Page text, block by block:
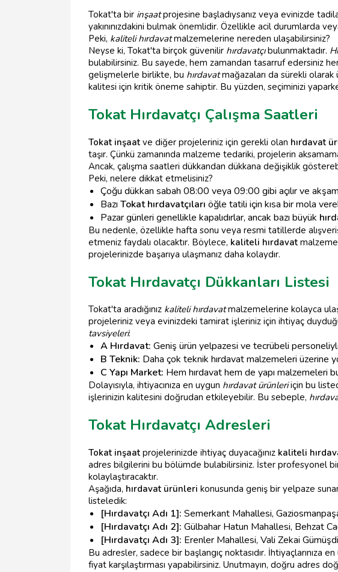
Tokat'ta bir inşaatprojesine başladıysanız veya evinizde
yakınınızdakini bulmak önemlidir. Özellikle acil durumlarda
Peki, kaliteli hırdavatmalzemelerine nereden ulaşabilirsiniz?
Neyse ki, Tokat'ta birçok güvenilir hırdavatçıbulunmaktadır.
bulabilirsiniz. Bu sayede, hem zamandan tasarruf edersiniz
gelişmelerle birlikte, bu hırdavatmağazaları da sürekli
kalitesi için kritik öneme sahiptir. Bu yüzden, seçiminizi
Tokat Hırdavatçı Çalışma Saatleri
Tokat inşaat ve diğer projeleriniz için gerekli olan hırdavat
taşır. Çünkü zamanında malzeme tedariki, projelerin
Ancak, çalışma saatleri dükkandan dükkana değişiklik
Peki, nelere dikkat etmelisiniz?
Çoğu dükkan sabah 08:00 veya 09:00 gibi açılır ve
Bazı Tokat hırdavatçıları öğle tatili için kısa bir mola
Pazar günleri genellikle kapalıdırlar, ancak bazı büyük
Bu nedenle, özellikle hafta sonu veya resmi tatillerde
etmeniz faydalı olacaktır. Böylece, kaliteli hırdavat
projelerinizde başarıya ulaşmanız daha kolaydır.
Tokat Hırdavatçı Dükkanları Listesi
Tokat'ta aradığınız kaliteli hırdavatmalzemelerine kolayca
projeleriniz veya evinizdeki tamirat işleriniz için ihtiyaç
tavsiyeleri:
A Hırdavat: Geniş ürün yelpazesi ve tecrübeli
B Teknik: Daha çok teknik hırdavat malzemeleri üzerine
C Yapı Market: Hem hırdavat hem de yapı malzemeleri
Dolayısıyla, ihtiyacınıza en uygun hırdavat ürünleriiçin bu
işlerinizin kalitesini doğrudan etkileyebilir. Bu sebeple,
Tokat Hırdavatçı Adresleri
Tokat inşaat projelerinizde ihtiyaç duyacağınız kaliteli
adres bilgilerini bu bölümde bulabilirsiniz. İster profesyonel
kolaylaştıracaktır.
Aşağıda, hırdavat ürünleri konusunda geniş bir yelpaze
listeledik:
[Hırdavatçı Adı 1]: Semerkant Mahallesi,
[Hırdavatçı Adı 2]: Gülbahar Hatun Mahallesi, Behzat
[Hırdavatçı Adı 3]: Erenler Mahallesi, Vali Zekai
Bu adresler, sadece bir başlangıç noktasıdır. İhtiyaçlarınıza
fiyat karşılaştırması yapabilirsiniz. Unutmayın, doğru adres